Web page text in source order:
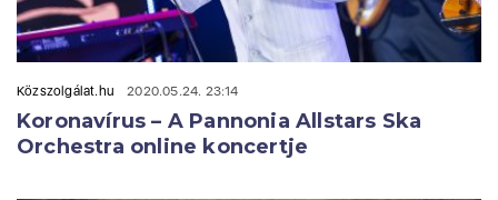
Közszolgálat.hu 2020.05.24. 23:14
Koronavírus – A Pannonia Allstars Ska
Orchestra online koncertje